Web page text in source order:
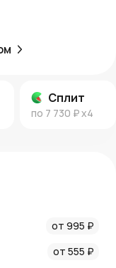
Сплит
по 7 730 ₽x4
от изображения
от 995 ₽
от 555 ₽